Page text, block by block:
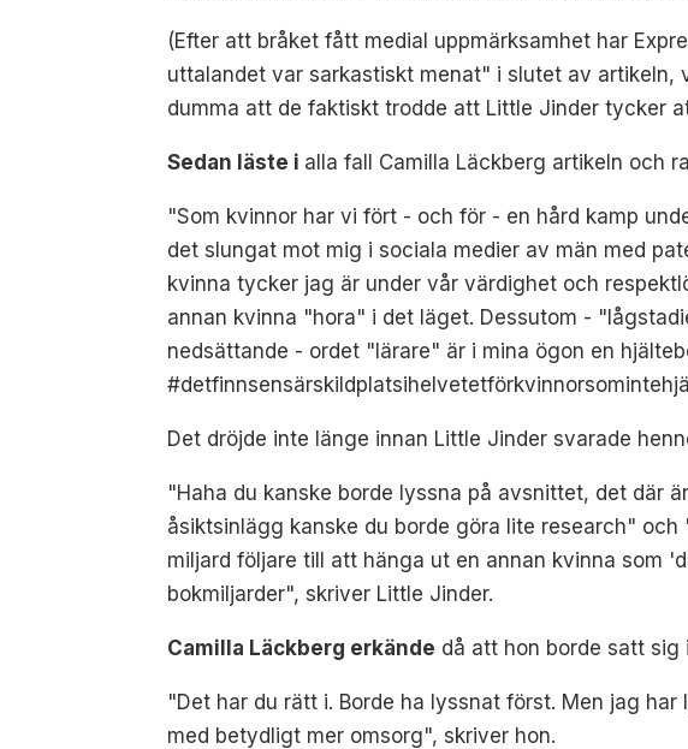
(Efter att bråket fått medial uppmärksamhet har
uttalandet var sarkastiskt menat" i slutet av artikeln,
dumma att de faktiskt trodde att Little Jinder tycker
Sedan läste i alla fall Camilla Läckberg artikeln och
"Som kvinnor har vi fört - och för - en hård kamp
det slungat mot mig i sociala medier av män med
kvinna tycker jag är under vår värdighet och
annan kvinna "hora" i det läget. Dessutom -
nedsättande - ordet "lärare" är i mina ögon en
Det dröjde inte länge innan Little Jinder svarade
"Haha du kanske borde lyssna på avsnittet, det där
åsiktsinlägg kanske du borde göra lite research"
miljard följare till att hänga ut en annan kvinna som
bokmiljarder", skriver Little Jinder.
Camilla Läckberg erkände då att hon borde satt
"Det har du rätt i. Borde ha lyssnat först. Men jag
med betydligt mer omsorg", skriver hon.